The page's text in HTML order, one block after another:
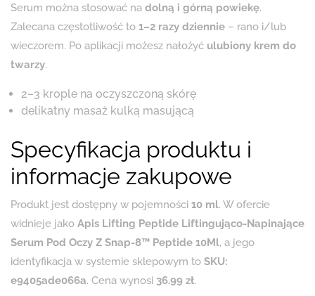
Serum można stosować na dolną i górną powiekę.
Zalecana częstotliwość to 1–2 razy dziennie – rano i/lub
wieczorem. Po aplikacji możesz nałożyć ulubiony krem do
twarzy.
2–3 krople na oczyszczoną skórę
delikatny masaż kulką masującą
Specyfikacja produktu i
informacje zakupowe
Produkt jest dostępny w pojemności 10 ml. W ofercie
widnieje jako Apis Lifting Peptide Liftingująco-Napinające
Serum Pod Oczy Z Snap-8™ Peptide 10Ml, a jego
identyfikacja w systemie sklepowym to SKU:
e9405ade066a. Cena wynosi 36.99 zł.